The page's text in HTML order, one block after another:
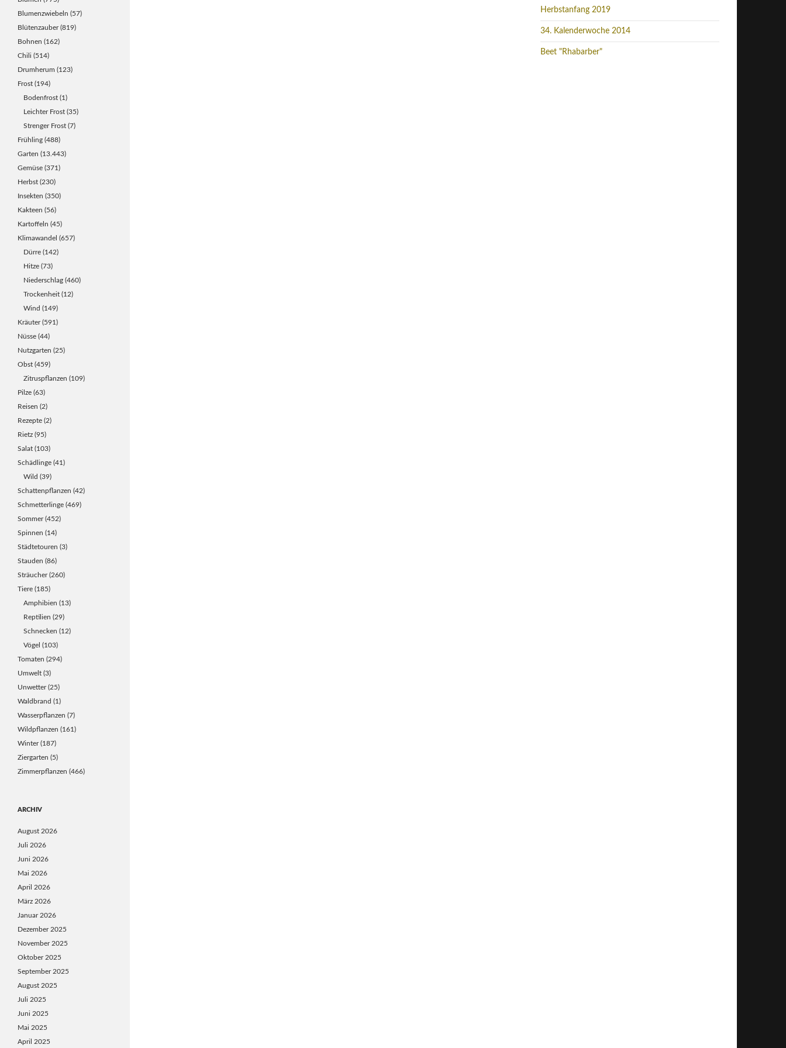
Herbstanfang 2019
34. Kalenderwoche 2014
Beet "Rhabarber"
Blumenzwiebeln (57)
Blütenzauber(819)
Bohnen (162)
Chili (514)
Drumherum (123)
Frost (194)
Bodenfrost (1)
Leichter Frost (35)
Strenger Frost (7)
Frühling (488)
Garten (13.443)
Gemüse (371)
Herbst (230)
Insekten (350)
Kakteen (56)
Kartoffeln (45)
Klimawandel (657)
Dürre (142)
Hitze (73)
Niederschlag (460)
Trockenheit (12)
Wind (149)
Kräuter(591)
Nüsse (44)
Nutzgarten (25)
Obst (459)
Zitruspflanzen (109)
Pilze (63)
Reisen (2)
Rezepte (2)
Rietz (95)
Salat (103)
Schädlinge (41)
Wild (39)
Schattenpflanzen (42)
Schmetterlinge (469)
Sommer(452)
Spinnen (14)
Städtetouren (3)
Stauden (86)
Sträucher(260)
Tiere (185)
Amphibien (13)
Reptilien (29)
Schnecken (12)
Vögel (103)
Tomaten (294)
Umwelt (3)
Unwetter(25)
Waldbrand (1)
Wasserpflanzen (7)
Wildpflanzen (161)
Winter(187)
Ziergarten (5)
Zimmerpflanzen (466)
ARCHIV
August 2026
Juli 2026
Juni 2026
Mai 2026
April 2026
März 2026
Januar 2026
Dezember 2025
November 2025
Oktober 2025
September 2025
August 2025
Juli 2025
Juni 2025
Mai 2025
April 2025